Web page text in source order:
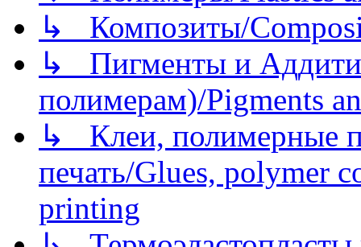
↳ Композиты/
↳ Пигменты и
полимерам)/Pigments
↳ Клеи, полимерные
печать/Glues, polymer
printing